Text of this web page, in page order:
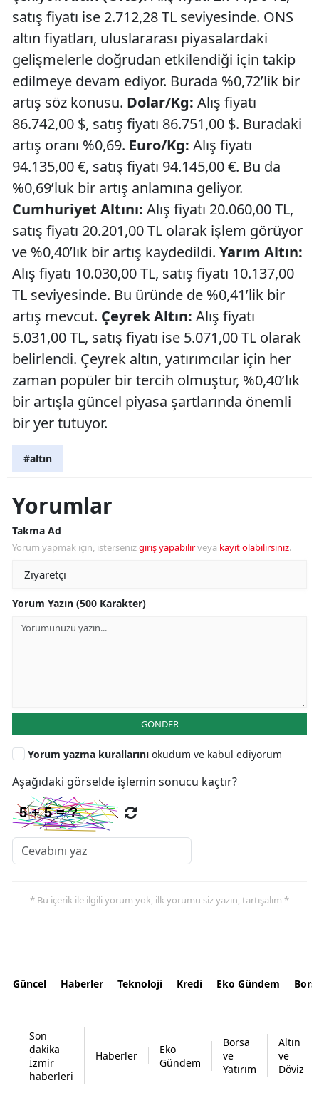
satış fiyatı ise 2.712,28 TL seviyesinde. ONS
altın fiyatları, uluslararası piyasalardaki
gelişmelerle doğrudan etkilendiği için takip
edilmeye devam ediyor. Burada %0,72’lik bir
artış söz konusu. Dolar/Kg: Alış fiyatı
86.742,00 $, satış fiyatı 86.751,00 $. Buradaki
artış oranı %0,69. Euro/Kg: Alış fiyatı
94.135,00 €, satış fiyatı 94.145,00 €. Bu da
%0,69’luk bir artış anlamına geliyor.
Cumhuriyet Altını: Alış fiyatı 20.060,00 TL,
satış fiyatı 20.201,00 TL olarak işlem görüyor
ve %0,40’lık bir artış kaydedildi. Yarım Altın:
Alış fiyatı 10.030,00 TL, satış fiyatı 10.137,00
TL seviyesinde. Bu üründe de %0,41’lik bir
artış mevcut. Çeyrek Altın: Alış fiyatı
5.031,00 TL, satış fiyatı ise 5.071,00 TL olarak
belirlendi. Çeyrek altın, yatırımcılar için her
zaman popüler bir tercih olmuştur, %0,40’lık
bir artışla güncel piyasa şartlarında önemli
bir yer tutuyor.
#altın
Yorumlar
Takma Ad
Yorum yapmak için, istersenizgiriş yapabilirveya kayıt olabilirsiniz.
Yorum Yazın (500 Karakter)
GÖNDER
Yorum yazma kurallarını okudum ve kabul ediyorum
Aşağıdaki görselde işlemin sonucu kaçtır?
* Bu içerik ile ilgili yorum yok, ilk yorumu siz yazın, tartışalım *
Güncel Haberler Teknoloji Kredi Eko Gündem
Son
dakika
İzmir
haberleri
Haberler
Eko
Gündem
Borsa
ve
Yatırım
Altın
ve
Döviz